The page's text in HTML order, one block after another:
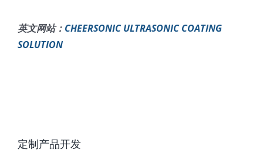
英文网站： CHEERSONIC ULTRASONIC COATING
SOLUTION
定制产品开发